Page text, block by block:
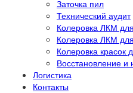
Заточка пил
Технический аудит
Колеровка ЛКМ
Колеровка ЛКМ
Колеровка красок
Восстановление и
Логистика
Контакты